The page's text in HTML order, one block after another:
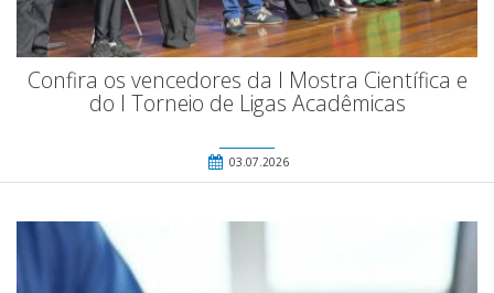
Confira os vencedores da I Mostra Científica e
do I Torneio de Ligas Acadêmicas
03.07.2026